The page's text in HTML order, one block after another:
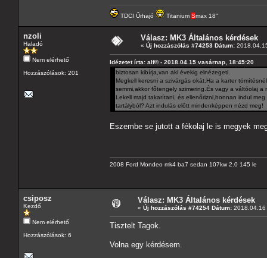
TDCI Űrhajó Titanium Smax 18"
nzoli
Haladó
Nem elérhető
Hozzászólások: 201
Válasz: MK3 Általános kérdések
« Új hozzászólás #74253 Dátum:
Idézetet írta: alf® - 2018.04.15 vasárnap, 18:45:20
biztosan kibírja,van aki évekig elnézegeti.
Megkell keresni a szivárgás okát.Ha a karter
semmi,akkor főtengely szimering.És vagy a váltóolaj
Lekell majd takarítani, és ellenőrizni,honnan indul
tartályból? Azt indulás előtt mindenképpen nézd meg!
Eszembe se jutott a fékolaj le is megyek
2008 Ford Mondeo mk4 ba7 sedan 107kw 2.0 145 le
csiposz
Kezdő
Nem elérhető
Hozzászólások: 6
Válasz: MK3 Általános kérdések
« Új hozzászólás #74254 Dátum:
Tisztelt Tagok.
Volna egy kérdésem.